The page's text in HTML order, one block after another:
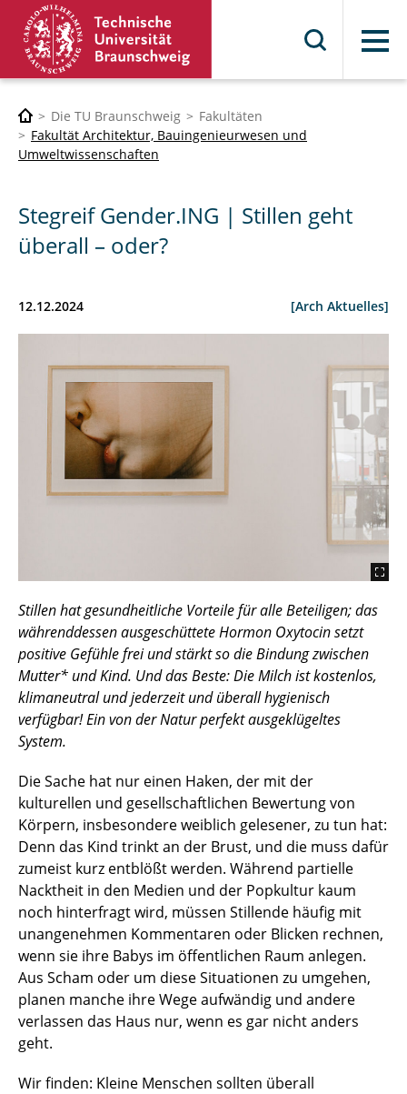
Menü
Die TU Braunschweig
Fakultäten
Fakultät Architektur, Bauingenieurwesen und
Umweltwissenschaften
Stegreif Gender.ING | Stillen geht
überall – oder?
12.12.2024 [Arch Aktuelles]
Stillen hat gesundheitliche Vorteile für alle Beteiligen; das
währenddessen ausgeschüttete Hormon Oxytocin setzt
positive Gefühle frei und stärkt so die Bindung zwischen
Mutter* und Kind. Und das Beste: Die Milch ist kostenlos,
klimaneutral und jederzeit und überall hygienisch
verfügbar! Ein von der Natur perfekt ausgeklügeltes
System.
Die Sache hat nur einen Haken, der mit der
kulturellen und gesellschaftlichen Bewertung von
Körpern, insbesondere weiblich gelesener, zu tun hat:
Denn das Kind trinkt an der Brust, und die muss dafür
zumeist kurz entblößt werden. Während partielle
Nacktheit in den Medien und der Popkultur kaum
noch hinterfragt wird, müssen Stillende häufig mit
unangenehmen Kommentaren oder Blicken rechnen,
wenn sie ihre Babys im öffentlichen Raum anlegen.
Aus Scham oder um diese Situationen zu umgehen,
planen manche ihre Wege aufwändig und andere
verlassen das Haus nur, wenn es gar nicht anders
geht.
Wir finden: Kleine Menschen sollten überall